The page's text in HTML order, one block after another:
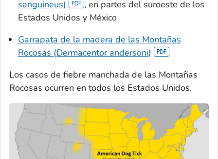
sanguineus)
, en partes del suroeste de los
Estados Unidos y México
Garrapata de la madera de las Montañas
Rocosas (Dermacentor andersoni)
Los casos de fiebre manchada de las Montañas
Rocosas ocurren en todos los Estados Unidos.